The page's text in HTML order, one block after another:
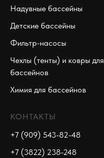
Надувные бассейны
Детские бассейны
Фильтр-насосы
Чехлы (тенты) и ковры для
бассейнов
Химия для бассейнов
КОНТАКТЫ
+7 (909) 543-82-48
+7 (3822) 238-248